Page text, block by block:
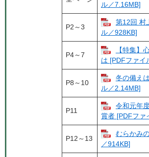
ル／7.16MB]
P2～3
第12回 村
ル／928KB]
P4～7
【特集】
は [PDFファイ
P8～10
冬の備え
ル／2.14MB]
P11
令和元年
賞者 [PDFファ
P12～13
むらかみ
／914KB]